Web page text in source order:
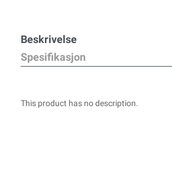
Beskrivelse
Spesifikasjon
This product has no description.